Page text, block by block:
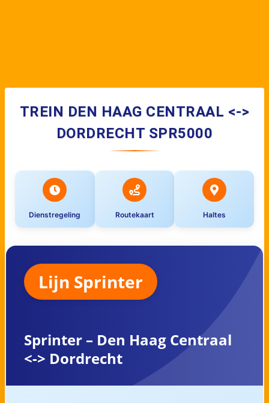
TREIN DEN HAAG CENTRAAL <->
DORDRECHT SPR5000
Dienstregeling Routekaart Haltes
Lijn Sprinter
Sprinter – Den Haag Centraal
<-> Dordrecht